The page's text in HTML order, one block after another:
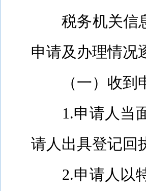
税务机关信
申请及办理情况
（一）收
1.申请人当
请人出具登记回
2.申请人以